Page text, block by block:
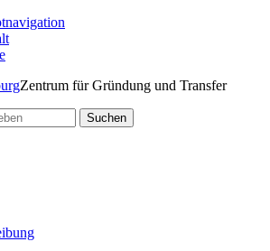
Suchen
Zentrum für Gründung und Transfer